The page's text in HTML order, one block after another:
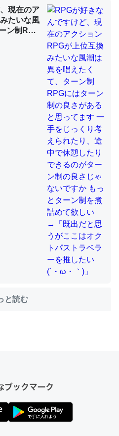
ムを大量に使う脊椎動物と貝
足類だと殻を無くしてナメク
の大問題＝「昆虫はなぜ海にいな
４年。でたまに覗いてる。ぼ
中。あと、Googleマップで
残量や充電中かが分かるので
方の父67歳と僕。ITツール導入で
した｜tayorini by LIFULL介護
8を設定中でした。Prime
きる。一生で親と会える残
す効果があるはず……
けどAlexaしか使わないので
すよ。参考：
entry/2019/05/15/1805
現在のア
たいな風
ン制RPG
と思って
と読む